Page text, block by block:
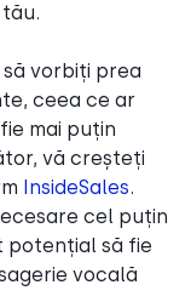
vorbiți prea
ceea ce ar
mai puțin
vă creșteți
InsideSales.
cel puțin
potențial să fie
vocală